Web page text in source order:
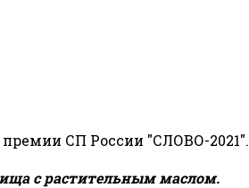
СП России "СЛОВО-2021".
с растительным маслом.